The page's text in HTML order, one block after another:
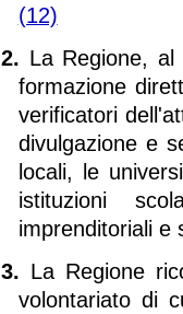
(12)
2. La Regione,
formazione
verificatori
divulgazione e
locali, le
istituzioni
imprenditoriali e
3. La Regione
volontariato di